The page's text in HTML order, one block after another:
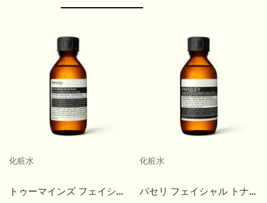
化粧水
トゥーマインズ フェイシャ
化粧水
パセリ フェイシャル トナ